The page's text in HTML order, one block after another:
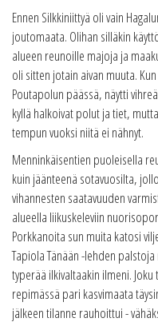
Ennen Silkkiniittyä oli vain
joutomaata. Olihan silläkin
alueen reunoille majoja ja
oli sitten jotain aivan muuta.
Poutapolun päässä, näytti
kyllä halkoivat polut ja tiet,
tempun vuoksi niitä ei nähnyt.
Menninkäisentien puoleisella
kuin jäänteenä sotavuosilta,
vihannesten saatavuuden
alueella liikuskeleviin
Porkkanoita sun muita katosi
Tapiola Tänään -lehden
typerää ilkivaltaakin ilmeni.
repimässä pari kasvimaata
jälkeen tilanne rauhoittui -